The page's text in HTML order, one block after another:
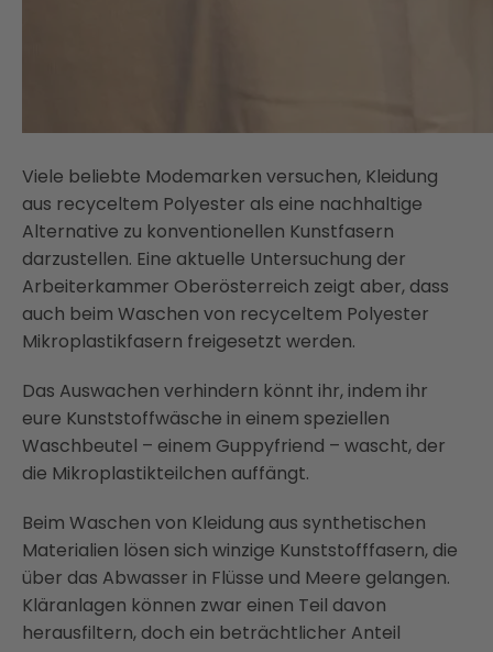
Viele beliebte Modemarken versuchen, Kleidung
aus recyceltem Polyester als eine nachhaltige
Alternative zu konventionellen Kunstfasern
darzustellen. Eine aktuelle Untersuchung der
Arbeiterkammer Oberösterreich zeigt aber, dass
auch beim Waschen von recyceltem Polyester
Mikroplastikfasern freigesetzt werden.
Das Auswachen verhindern könnt ihr, indem ihr
eure Kunststoffwäsche in einem speziellen
Waschbeutel – einem Guppyfriend – wascht, der
die Mikroplastikteilchen auffängt.
Beim Waschen von Kleidung aus synthetischen
Materialien lösen sich winzige Kunststofffasern, die
über das Abwasser in Flüsse und Meere gelangen.
Kläranlagen können zwar einen Teil davon
herausfiltern, doch ein beträchtlicher Anteil